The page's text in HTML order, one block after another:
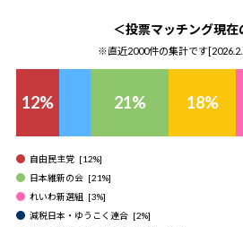
＜投票マッチング現在
※直近2000件の集計です[
12% 21% 18%
自由民主党 [12%]
日本維新の会 [21%]
れいわ新選組 [3%]
減税日本・ゆうこく連合 [2%]